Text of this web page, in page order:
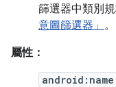
篩選器中類別
意圖篩選器」 。
屬性：
android:name